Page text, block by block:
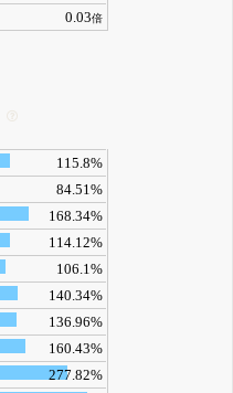
0.03倍
115.8%
84.51%
168.34%
114.12%
106.1%
140.34%
136.96%
160.43%
277.82%